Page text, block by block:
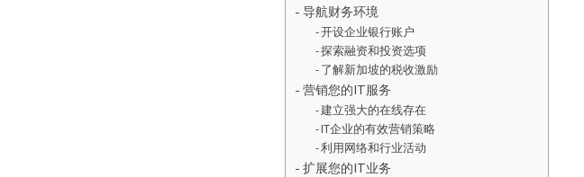
导航财务环境
开设企业银行账户
探索融资和投资选项
了解新加坡的税收激励
营销您的IT服务
建立强大的在线存在
IT企业的有效营销策略
利用网络和行业活动
扩展您的IT业务